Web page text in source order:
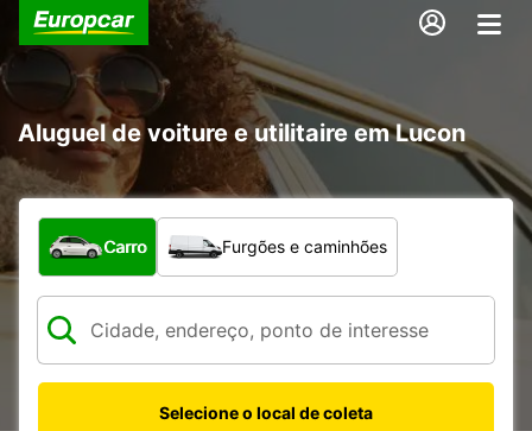
Aluguel de voiture e utilitaire em Lucon
Qual tipo de veículo?
Carro Furgões e caminhões
Selecione o local de coleta